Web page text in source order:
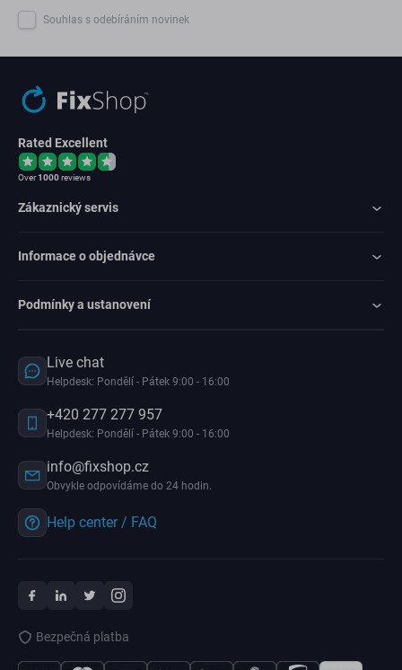
Souhlas s odebíráním novinek
Rated Excellent
Over1000reviews
Zákaznický servis
Informace o objednávce
Podmínky a ustanovení
Live chat
Helpdesk: Pondělí - Pátek 9:00 - 16:00
+420 277 277 957
Helpdesk: Pondělí - Pátek 9:00 - 16:00
info@fixshop.cz
Obvykle odpovídáme do 24 hodin.
Help center / FAQ
Bezpečná platba